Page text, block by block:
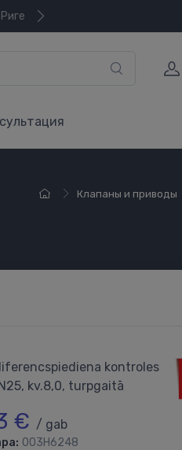
Клапаны и приводы
kontroles
kv.8,0, turpgaitā
€ / gab
003H6248